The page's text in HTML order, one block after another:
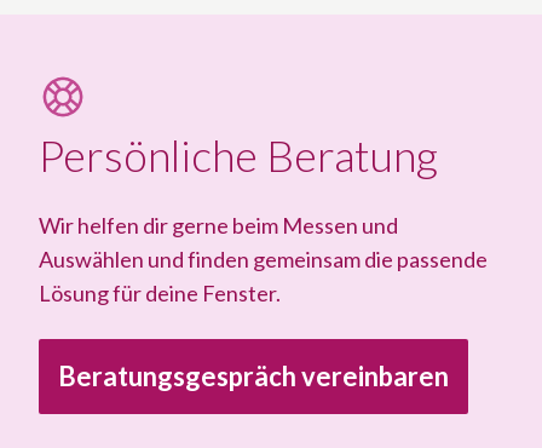
Persönliche Beratung
Wir helfen dir gerne beim Messen und
Auswählen und finden gemeinsam die passende
Lösung für deine Fenster.
Beratungsgespräch vereinbaren